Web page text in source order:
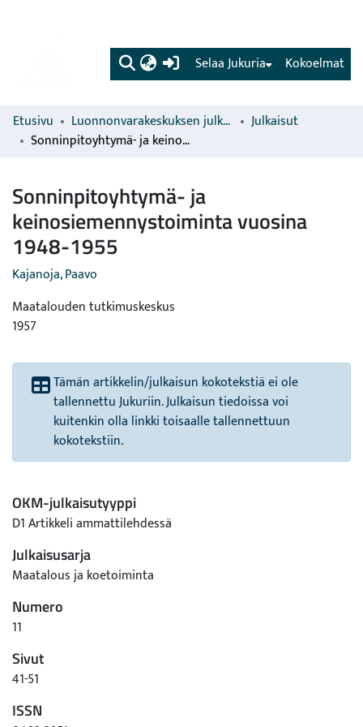
(current) Kokoelmat
Selaa Jukuria
Etusivu Luonnonvarakeskuksen julkaisut
Julkaisut
Sonninpitoyhtymä- ja keinosiemennystoiminta vuosina 1948-1955
Sonninpitoyhtymä- ja
keinosiemennystoiminta vuosina
1948-1955
Kajanoja, Paavo
Maatalouden tutkimuskeskus
1957
Tämän artikkelin/julkaisun kokotekstiä ei ole
tallennettu Jukuriin. Julkaisun tiedoissa voi
kuitenkin olla linkki toisaalle tallennettuun
kokotekstiin.
OKM-julkaisutyyppi
D1 Artikkeli ammattilehdessä
Julkaisusarja
Maatalous ja koetoiminta
Numero
11
Sivut
41-51
ISSN